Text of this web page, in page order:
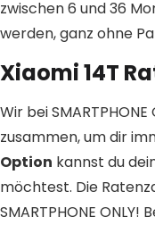
zwischen 6 und 36
werden, ganz ohne
Xiaomi 14T
Wir bei SMARTPHONE
zusammen, um dir
Option kannst du
möchtest. Die
SMARTPHONE